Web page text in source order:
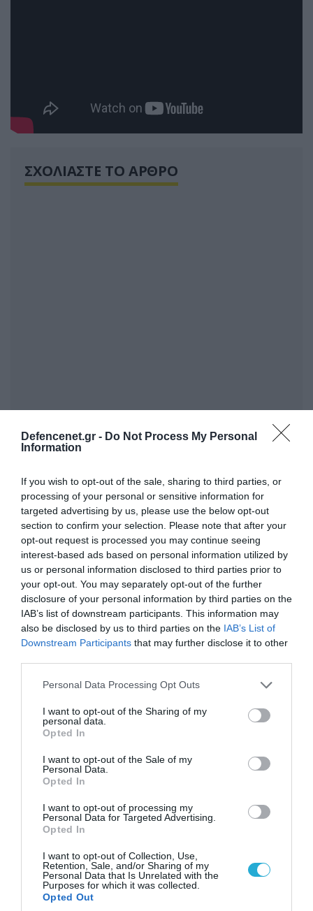
Defencenet.gr - Do Not Process My Personal
Information
If you wish to opt-out of the sale, sharing to third parties, or
processing of your personal or sensitive information for
targeted advertising by us, please use the below opt-out
section to confirm your selection. Please note that after your
opt-out request is processed you may continue seeing
interest-based ads based on personal information utilized by
us or personal information disclosed to third parties prior to
your opt-out. You may separately opt-out of the further
disclosure of your personal information by third parties on the
IAB’s list of downstream participants. This information may
also be disclosed by us to third parties on the IAB’s List of
Downstream Participants that may further disclose it to other
Please note that this website/app uses one or more Google
not limited to your visit or usage behaviour. You may click to
grant or deny consent to Google and its third-party tags to
use your data for below specified purposes in below Google
consent section.
Personal Data Processing Opt Outs
I want to opt-out of the Sharing of my
personal data.
Opted In
I want to opt-out of the Sale of my
Personal Data.
Opted In
I want to opt-out of processing my
Personal Data for Targeted Advertising.
Opted In
I want to opt-out of Collection, Use,
Retention, Sale, and/or Sharing of my
Personal Data that Is Unrelated with the
Purposes for which it was collected.
Opted Out
ΣΧΟΛΙΑΣΤΕ ΤΟ ΑΡΘΡΟ
FOCUS ON
06.08.2026 | 16:02
«Ελπίδα για Δημοκρατία» σε ΜΜΕ:
«Στόχος είναι το Κίνημα της
Μ.Καρυστιανού και όχι το διεφθαρμένο
σύστημα εξουσίας»